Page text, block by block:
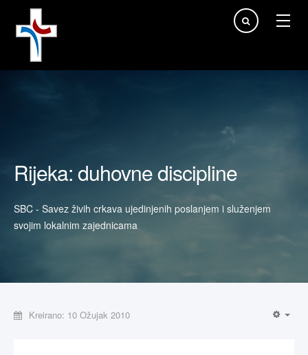
Traži...
Rijeka: duhovne discipline
SBC - Savez živih crkava ujedinjenih poslanjem i služenjem
svojim lokalnim zajednicama
Kreirano: 10 Ožujak 2010